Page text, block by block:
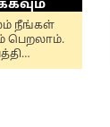
நீங்கள்
பெறலாம்.